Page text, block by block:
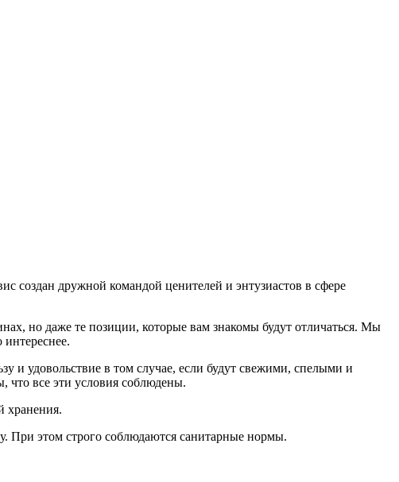
создан дружной командой ценителей и энтузиастов в сфере
но даже те позиции, которые вам знакомы будут отличаться. Мы
и удовольствие в том случае, если будут свежими, cпелыми и
все эти условия соблюдены.
хранения.
При этом строго соблюдаются санитарные нормы.